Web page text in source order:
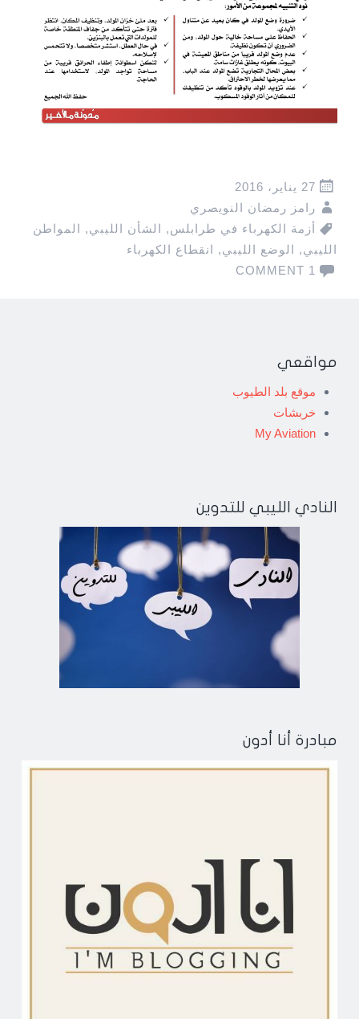
27 يناير، 2016
رامز رمضان النويصري
أزمة الكهرباء في طرابلس, الشأن الليبي, المواطن
الليبي, الوضع الليبي, انقطاع الكهرباء
1 COMMENT
مواقعي
موقع بلد الطيوب
خربشات
My Aviation
النادي الليبي للتدوين
مبادرة أنا أدون